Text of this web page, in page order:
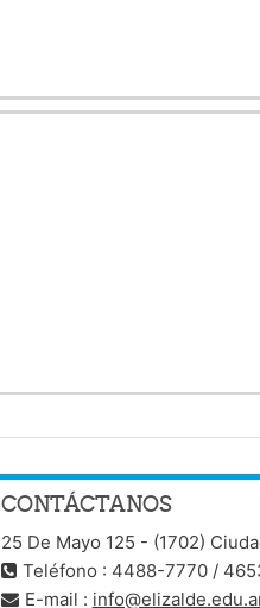
CONTÁCTANOS
25 De Mayo 125 - (1702)
Teléfono : 4488-7770 /
E-mail :